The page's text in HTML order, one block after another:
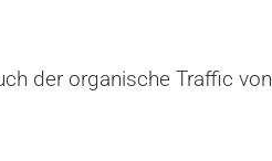
der organische Traffic von